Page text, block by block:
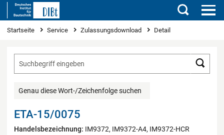
Suchen
Sie sind hier
Startseite Service Zulassungsdownload Detail
Genau diese Wort-/Zeichenfolge suchen
ETA-15/0075
Handelsbezeichnung: IM9372, IM9372-A4, IM9372-HCR